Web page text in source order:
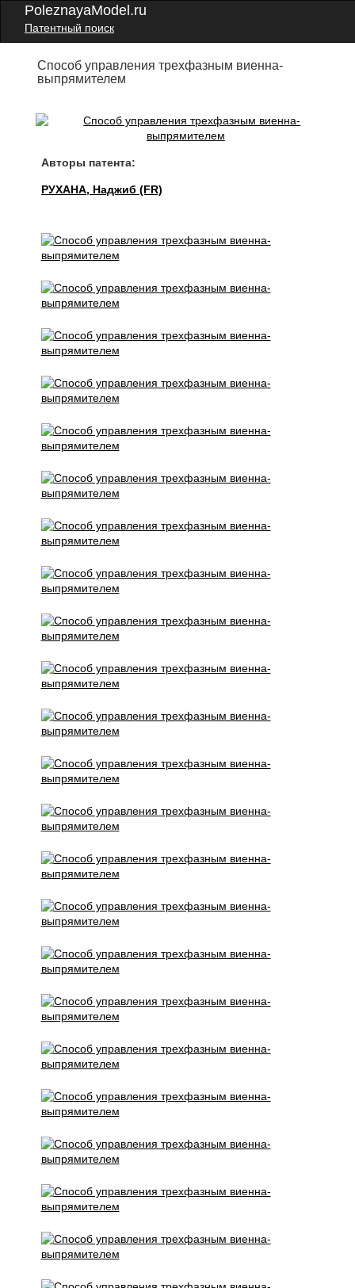
PoleznayaModel.ru
Патентный поиск
Способ управления трехфазным виенна-
выпрямителем
Авторы патента:
РУХАНА, Наджиб (FR)